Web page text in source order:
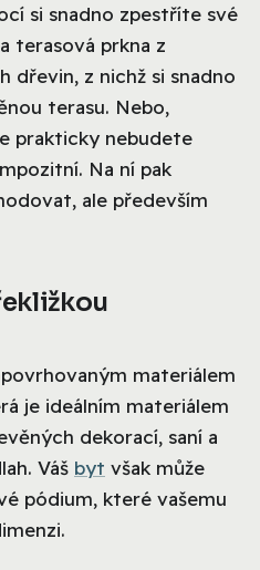
si snadno zpestříte své
terasová prkna z
dřevin, z nichž si snadno
terasu. Nebo,
prakticky nebudete
Na ní pak
ale především
materiálem
je ideálním materiálem
dekorací, saní a
Váš byt však může
pódium, které vašemu